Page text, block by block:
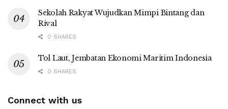
Sekolah Rakyat Wujudkan Mimpi Bintang dan
Rival
0 SHARES
Tol Laut, Jembatan Ekonomi Maritim Indonesia
0 SHARES
Connect with us